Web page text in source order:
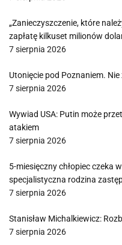
„Zanieczyszczenie, które
zapłatę kilkuset milionów
7 sierpnia 2026
Utonięcie pod Poznaniem.
7 sierpnia 2026
Wywiad USA: Putin może
atakiem
7 sierpnia 2026
5-miesięczny chłopiec czeka
specjalistyczna rodzina
7 sierpnia 2026
Stanisław Michalkiewicz:
7 sierpnia 2026